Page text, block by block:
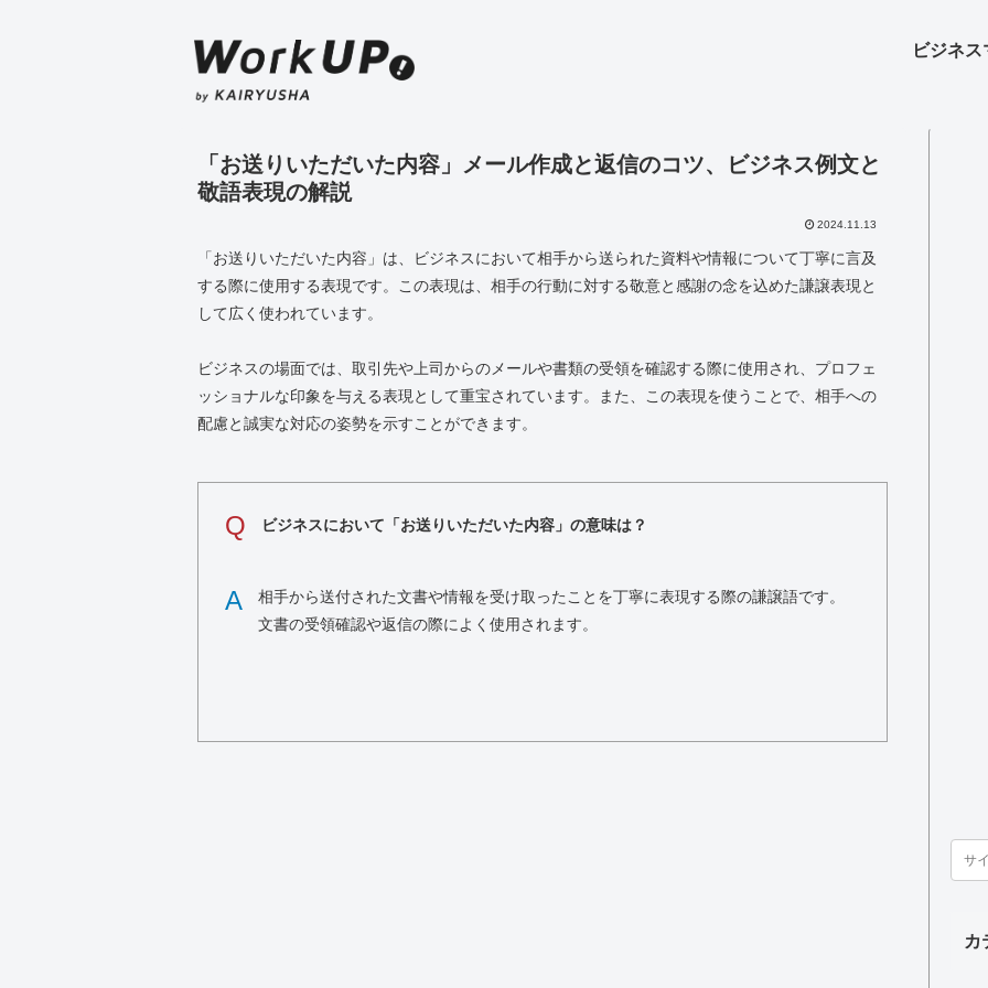
ビジネ
「お送りいただいた内容」メール作成と返信のコツ、ビジネス例文と
敬語表現の解説
2024.11.13
「お送りいただいた内容」は、ビジネスにおいて相手から送られた資料や情報について丁寧に言及
する際に使用する表現です。この表現は、相手の行動に対する敬意と感謝の念を込めた謙譲表現と
して広く使われています。
ビジネスの場面では、取引先や上司からのメールや書類の受領を確認する際に使用され、プロフェ
ッショナルな印象を与える表現として重宝されています。また、この表現を使うことで、相手への
配慮と誠実な対応の姿勢を示すことができます。
Q ビジネスにおいて「お送りいただいた内容」の意味は？
A
相手から送付された文書や情報を受け取ったことを丁寧に表現する際の謙譲語です。
文書の受領確認や返信の際によく使用されます。
カ